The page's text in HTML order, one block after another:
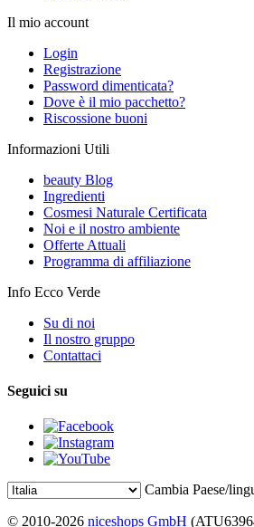
Il mio account
Login
Registrazione
Password dimenticata?
Dove è il mio pacchetto?
Riscossione buoni
Informazioni Utili
beauty Blog
Ingredienti
Cosmesi Naturale Certificata
Noi e il nostro ambiente
Offerte Attuali
Programma di affiliazione
Info Ecco Verde
Su di noi
Il nostro gruppo
Contattaci
Seguici su
Cambia Paese/
© 2010-2026 niceshops GmbH